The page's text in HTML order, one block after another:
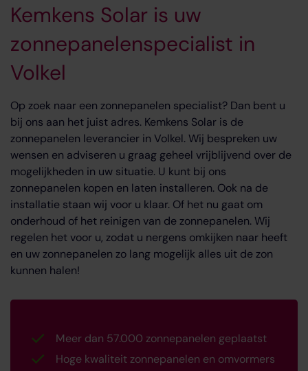
Kemkens Solar is uw
zonnepanelenspecialist in
Volkel
Op zoek naar een zonnepanelen specialist? Dan bent u
bij ons aan het juist adres. Kemkens Solar is de
zonnepanelen leverancier in Volkel. Wij bespreken uw
wensen en adviseren u graag geheel vrijblijvend over de
mogelijkheden in uw situatie. U kunt bij ons
zonnepanelen kopen en laten installeren. Ook na de
installatie staan wij voor u klaar. Of het nu gaat om
onderhoud of het reinigen van de zonnepanelen. Wij
regelen het voor u, zodat u nergens omkijken naar heeft
en uw zonnepanelen zo lang mogelijk alles uit de zon
kunnen halen!
Meer dan 57.000 zonnepanelen geplaatst
Hoge kwaliteit zonnepanelen en omvormers